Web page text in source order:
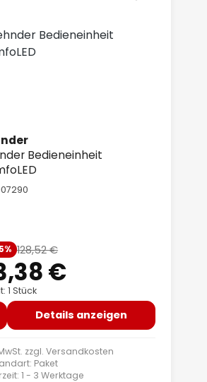
Bedieneinheit
€
Regulärer Preis:
128,52 €
1 Stück
Details anzeigen
zzgl.Versandkosten
Paket
1 - 3 Werktage